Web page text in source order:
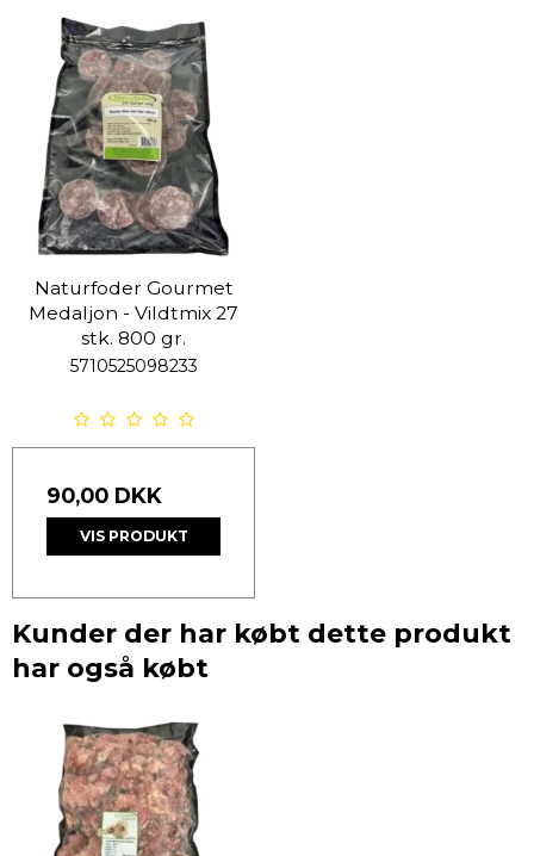
Naturfoder Gourmet
Medaljon - Vildtmix 27
stk. 800 gr.
5710525098233
90,00 DKK
VIS PRODUKT
Kunder der har købt dette produkt
har også købt